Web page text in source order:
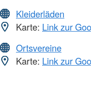
Kleiderläden
Karte: Link zur
Ortsvereine
Karte: Link zur